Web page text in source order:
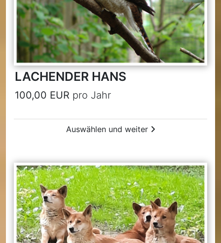
LACHENDER HANS
100,00 EUR pro Jahr
Auswählen und weiter